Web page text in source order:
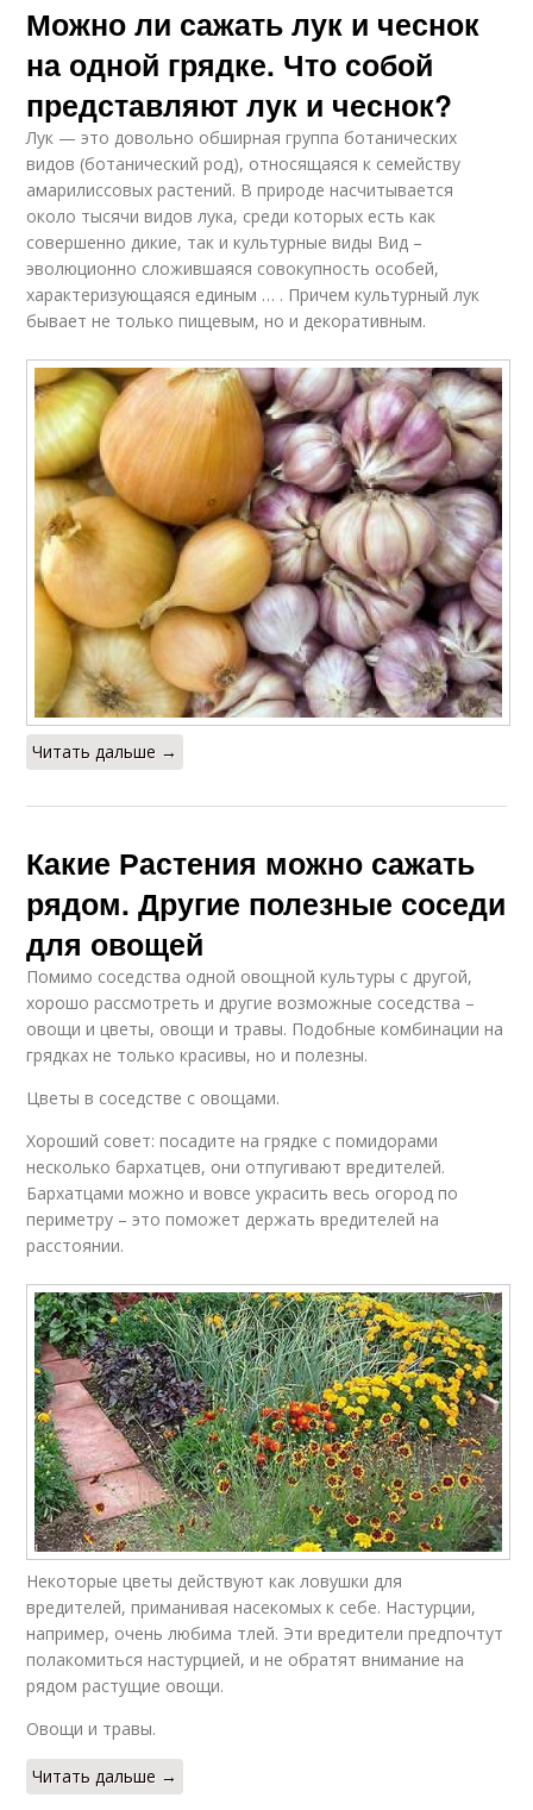
Можно ли сажать лук и чеснок
на одной грядке. Что собой
представляют лук и чеснок?
Лук — это довольно обширная группа ботанических
видов (ботанический род), относящаяся к семейству
амарилиссовых растений. В природе насчитывается
около тысячи видов лука, среди которых есть как
совершенно дикие, так и культурные виды Вид –
эволюционно сложившаяся совокупность особей,
характеризующаяся единым … . Причем культурный лук
бывает не только пищевым, но и декоративным.
Читать дальше →
Какие Растения можно сажать
рядом. Другие полезные соседи
для овощей
Помимо соседства одной овощной культуры с другой,
хорошо рассмотреть и другие возможные соседства –
овощи и цветы, овощи и травы. Подобные комбинации на
грядках не только красивы, но и полезны.
Цветы в соседстве с овощами.
Хороший совет: посадите на грядке с помидорами
несколько бархатцев, они отпугивают вредителей.
Бархатцами можно и вовсе украсить весь огород по
периметру – это поможет держать вредителей на
расстоянии.
Некоторые цветы действуют как ловушки для
вредителей, приманивая насекомых к себе. Настурции,
например, очень любима тлей. Эти вредители предпочтут
полакомиться настурцией, и не обратят внимание на
рядом растущие овощи.
Овощи и травы.
Читать дальше →